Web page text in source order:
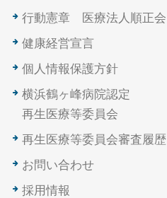
行動憲章 医療法人順正会
健康経営宣言
個人情報保護方針
横浜鶴ヶ峰病院認定
再生医療等委員会
再生医療等委員会審査履歴
お問い合わせ
採用情報